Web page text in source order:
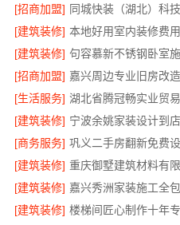
[招商加盟]
[建筑装修] 本地好用室内装修费
[建筑装修] 句容慕新不锈钢卧室
[招商加盟]
[生活服务] 湖北省腾冠畅实业贸
[建筑装修]
[商务服务] 巩义二手房翻新免费
[建筑装修]
[建筑装修]
[建筑装修] 楼梯间匠心制作十年